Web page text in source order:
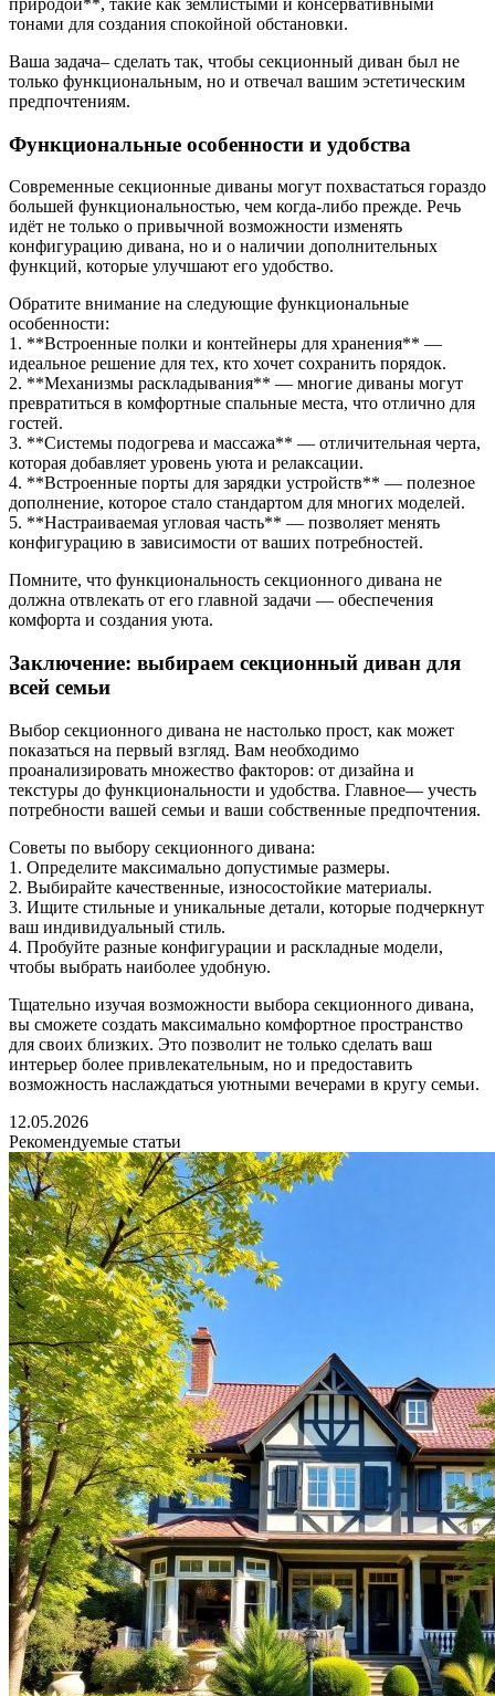
природой**, такие как землистыми и консервативными
тонами для создания спокойной обстановки.
Ваша задача– сделать так, чтобы секционный диван был не
только функциональным, но и отвечал вашим эстетическим
предпочтениям.
Функциональные особенности и удобства
Современные секционные диваны могут похвастаться гораздо
большей функциональностью, чем когда-либо прежде. Речь
идёт не только о привычной возможности изменять
конфигурацию дивана, но и о наличии дополнительных
функций, которые улучшают его удобство.
Обратите внимание на следующие функциональные
особенности:
1. **Встроенные полки и контейнеры для хранения** —
идеальное решение для тех, кто хочет сохранить порядок.
2. **Механизмы раскладывания** — многие диваны могут
превратиться в комфортные спальные места, что отлично для
гостей.
3. **Системы подогрева и массажа** — отличительная черта,
которая добавляет уровень уюта и релаксации.
4. **Встроенные порты для зарядки устройств** — полезное
дополнение, которое стало стандартом для многих моделей.
5. **Настраиваемая угловая часть** — позволяет менять
конфигурацию в зависимости от ваших потребностей.
Помните, что функциональность секционного дивана не
должна отвлекать от его главной задачи — обеспечения
комфорта и создания уюта.
Заключение: выбираем секционный диван для
всей семьи
Выбор секционного дивана не настолько прост, как может
показаться на первый взгляд. Вам необходимо
проанализировать множество факторов: от дизайна и
текстуры до функциональности и удобства. Главное— учесть
потребности вашей семьи и ваши собственные предпочтения.
Советы по выбору секционного дивана:
1. Определите максимально допустимые размеры.
2. Выбирайте качественные, износостойкие материалы.
3. Ищите стильные и уникальные детали, которые подчеркнут
ваш индивидуальный стиль.
4. Пробуйте разные конфигурации и раскладные модели,
чтобы выбрать наиболее удобную.
Тщательно изучая возможности выбора секционного дивана,
вы сможете создать максимально комфортное пространство
для своих близких. Это позволит не только сделать ваш
интерьер более привлекательным, но и предоставить
возможность наслаждаться уютными вечерами в кругу семьи.
12.05.2026
Рекомендуемые статьи